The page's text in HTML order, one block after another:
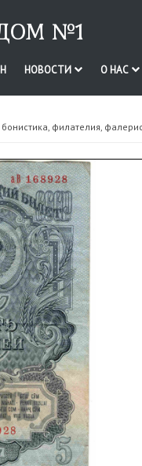
№1
НОВОСТИ О НАС
филателия,